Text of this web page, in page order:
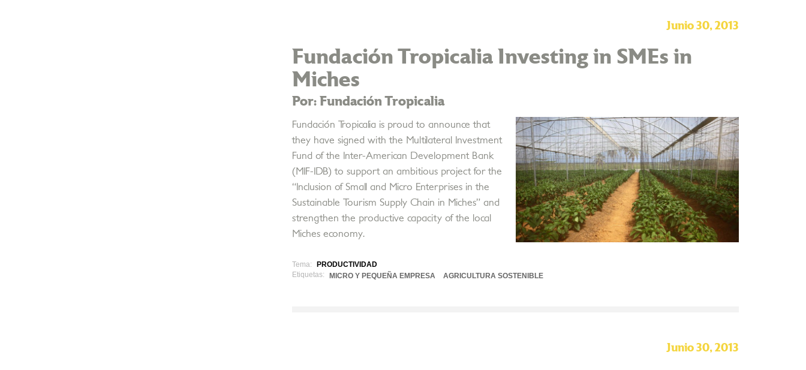
Junio 30, 2013
Fundación Tropicalia Investing in SMEs in
Miches
Por: Fundación Tropicalia
Fundación Tropicalia is proud to announce that
they have signed with the Multilateral Investment
Fund of the Inter-American Development Bank
(MIF-IDB) to support an ambitious project for the
“Inclusion of Small and Micro Enterprises in the
Sustainable Tourism Supply Chain in Miches” and
strengthen the productive capacity of the local
Miches economy.
Tema:
PRODUCTIVIDAD
Etiquetas:
MICRO Y PEQUEÑA EMPRESA AGRICULTURA SOSTENIBLE
Junio 30, 2013